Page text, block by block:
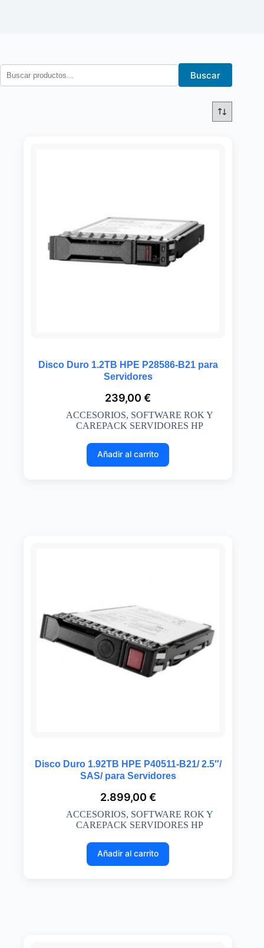
Buscar
Disco Duro 1.2TB HPE P28586-B21 para
Servidores
239,00€
ACCESORIOS, SOFTWARE ROK Y
CAREPACK SERVIDORES HP
Añadir al carrito
Disco Duro 1.92TB HPE P40511-B21/ 2.5″/
SAS/ para Servidores
2.899,00 €
ACCESORIOS, SOFTWARE ROK Y
CAREPACK SERVIDORES HP
Añadir al carrito